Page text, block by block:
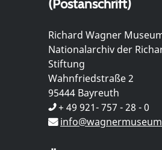
(Postanschrift)
Richard Wagner
Nationalarchiv der
Stiftung
Wahnfriedstraße 2
95444 Bayreuth
+ 49 921- 757 - 28 - 0